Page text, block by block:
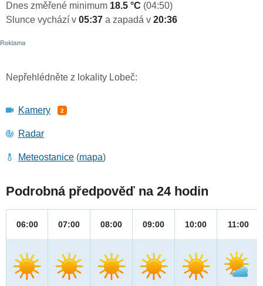
Dnes změřené minimum 18.5 °C (04:50)
Slunce vychází v 05:37 a zapadá v 20:36
Nepřehlédněte z lokality Lobeč:
Kamery 2
Radar
Meteostanice (mapa)
Podrobná předpověď na 24 hodin
06:00 07:00 08:00 09:00 10:00 11:00